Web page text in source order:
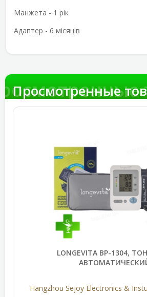
Манжета - 1 рік
Адаптер - 6 місяців
Просмотренные
LONGEVITA BP-1304,
Hangzhou Sejoy Electronics &